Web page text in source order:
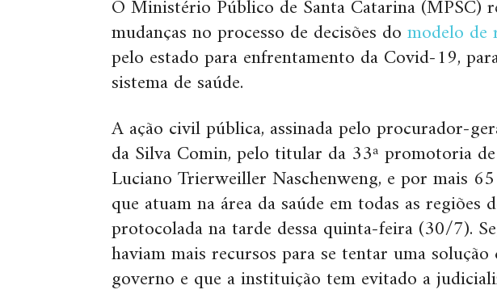
O Ministério Público de Santa Catarina (MPSC)
mudanças no processo de decisões domodelo de
pelo estado para enfrentamento da Covid-19,
sistema de saúde.
A ação civil pública, assinada pelo procurador-
da Silva Comin, pelo titular da 33ª promotoria
Luciano Trierweiller Naschenweng, e por mais
que atuam na área da saúde em todas as regiões
protocolada na tarde dessa quinta-feira (30/7).
haviam mais recursos para se tentar uma
governo e que a instituição tem evitado a